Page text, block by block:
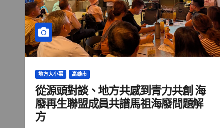
地方大小事 高雄市
從源頭對談、地方共感到青力共創 海
廢再生聯盟成員共譜馬祖海廢問題解
方